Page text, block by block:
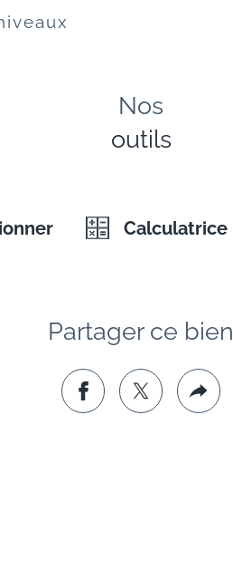
Nos
outils
Calculatrice
Partager ce bien